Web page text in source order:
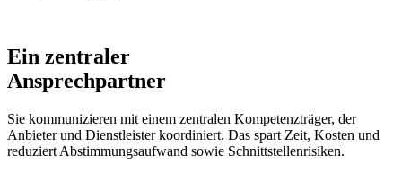
Ein zentraler
Ansprechpartner
Sie kommunizieren mit einem zentralen Kompetenzträger, der
Anbieter und Dienstleister koordiniert. Das spart Zeit, Kosten und
reduziert Abstimmungsaufwand sowie Schnittstellenrisiken.